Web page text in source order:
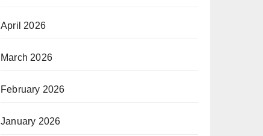
April 2026
March 2026
February 2026
January 2026